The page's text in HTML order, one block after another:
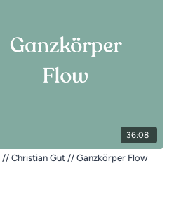
36:08
Christian Gut // Ganzkörper Flow